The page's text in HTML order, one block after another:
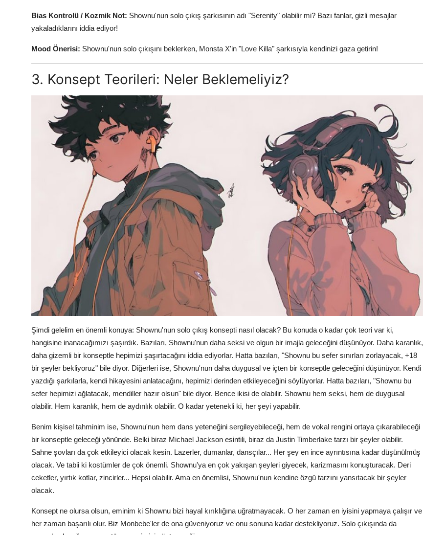
Bias Kontrolü / Kozmik Not: Shownu'nun solo çıkış şarkısının adı "Serenity" olabilir mi? Bazı fanlar, gizli mesajlar
yakaladıklarını iddia ediyor!
Mood Önerisi: Shownu'nun solo çıkışını beklerken, Monsta X'in "Love Killa" şarkısıyla kendinizi gaza getirin!
3. Konsept Teorileri: Neler Beklemeliyiz?
Şimdi gelelim en önemli konuya: Shownu'nun solo çıkış konsepti nasıl olacak? Bu konuda o kadar çok teori var ki,
hangisine inanacağımızı şaşırdık. Bazıları, Shownu'nun daha seksi ve olgun bir imajla geleceğini düşünüyor. Daha karanlık,
daha gizemli bir konseptle hepimizi şaşırtacağını iddia ediyorlar. Hatta bazıları, "Shownu bu sefer sınırları zorlayacak, +18
bir şeyler bekliyoruz" bile diyor. Diğerleri ise, Shownu'nun daha duygusal ve içten bir konseptle geleceğini düşünüyor. Kendi
yazdığı şarkılarla, kendi hikayesini anlatacağını, hepimizi derinden etkileyeceğini söylüyorlar. Hatta bazıları, "Shownu bu
sefer hepimizi ağlatacak, mendiller hazır olsun" bile diyor. Bence ikisi de olabilir. Shownu hem seksi, hem de duygusal
olabilir. Hem karanlık, hem de aydınlık olabilir. O kadar yetenekli ki, her şeyi yapabilir.
Benim kişisel tahminim ise, Shownu'nun hem dans yeteneğini sergileyebileceği, hem de vokal rengini ortaya çıkarabileceği
bir konseptle geleceği yönünde. Belki biraz Michael Jackson esintili, biraz da Justin Timberlake tarzı bir şeyler olabilir.
Sahne şovları da çok etkileyici olacak kesin. Lazerler, dumanlar, dansçılar... Her şey en ince ayrıntısına kadar düşünülmüş
olacak. Ve tabii ki kostümler de çok önemli. Shownu'ya en çok yakışan şeyleri giyecek, karizmasını konuşturacak. Deri
ceketler, yırtık kotlar, zincirler... Hepsi olabilir. Ama en önemlisi, Shownu'nun kendine özgü tarzını yansıtacak bir şeyler
olacak.
Konsept ne olursa olsun, eminim ki Shownu bizi hayal kırıklığına uğratmayacak. O her zaman en iyisini yapmaya çalışır ve
her zaman başarılı olur. Biz Monbebe'ler de ona güveniyoruz ve onu sonuna kadar destekliyoruz. Solo çıkışında da